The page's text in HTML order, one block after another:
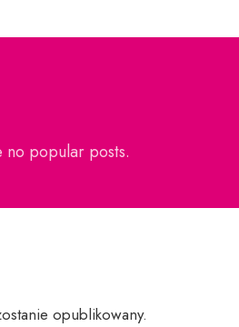
popular posts.
opublikowany.